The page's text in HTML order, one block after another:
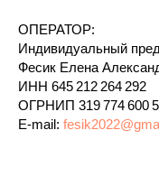
ОПЕРАТОР:
Индивидуальный
Фесик Елена
ИНН 645 212 264 292
ОГРНИП 319 774 600
E-mail: